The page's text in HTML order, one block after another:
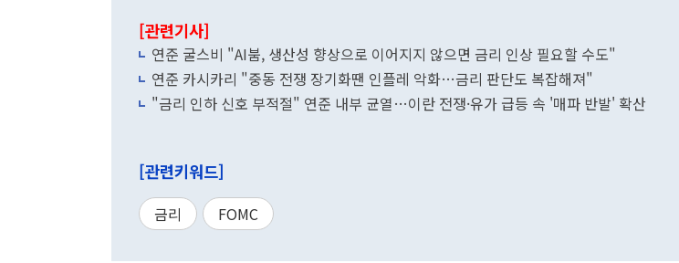
[관련기사]
연준 굴스비 "AI붐, 생산성 향상으로 이어지지 않으면 금리 인상 필요할 수도"
연준 카시카리 "중동 전쟁 장기화땐 인플레 악화…금리 판단도 복잡해져"
"금리 인하 신호 부적절" 연준 내부 균열…이란 전쟁·유가 급등 속 '매파 반발' 확산
[관련키워드]
금리 FOMC